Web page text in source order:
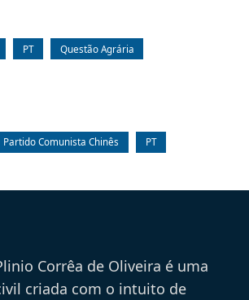
PT Questão Agrária
Partido Comunista Chinês PT
Corrêa de Oliveira é uma
criada com o intuito de